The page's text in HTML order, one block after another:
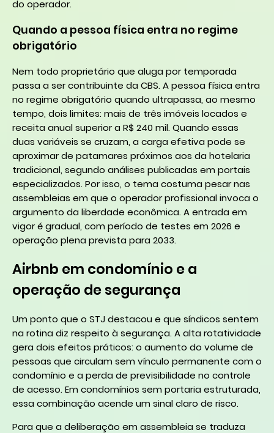
do operador.
Quando a pessoa física entra no regime
obrigatório
Nem todo proprietário que aluga por temporada
passa a ser contribuinte da CBS. A pessoa física entra
no regime obrigatório quando ultrapassa, ao mesmo
tempo, dois limites: mais de três imóveis locados e
receita anual superior a R$ 240 mil. Quando essas
duas variáveis se cruzam, a carga efetiva pode se
aproximar de patamares próximos aos da hotelaria
tradicional, segundo análises publicadas em portais
especializados. Por isso, o tema costuma pesar nas
assembleias em que o operador profissional invoca o
argumento da liberdade econômica. A entrada em
vigor é gradual, com período de testes em 2026 e
operação plena prevista para 2033.
Airbnb em condomínio e a
operação de segurança
Um ponto que o STJ destacou e que síndicos sentem
na rotina diz respeito à segurança. A alta rotatividade
gera dois efeitos práticos: o aumento do volume de
pessoas que circulam sem vínculo permanente com o
condomínio e a perda de previsibilidade no controle
de acesso. Em condomínios sem portaria estruturada,
essa combinação acende um sinal claro de risco.
Para que a deliberação em assembleia se traduza